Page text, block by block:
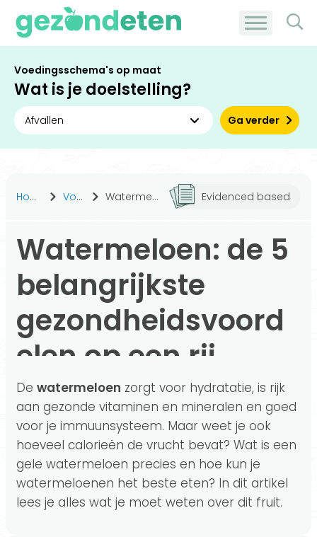
Voedingsschema's op maat
Wat is je doelstelling?
Ga verder
Home Voeding Watermeloen: de 5 belangrijkste gezondheidsvoordelen op een rij Evidenced based
Watermeloen: de 5
belangrijkste
gezondheidsvoord
elen op een rij
De watermeloen zorgt voor hydratatie, is rijk
aan gezonde vitaminen en mineralen en goed
voor je immuunsysteem. Maar weet je ook
hoeveel calorieën de vrucht bevat? Wat is een
gele watermeloen precies en hoe kun je
watermeloenen het beste eten? In dit artikel
lees je alles wat je moet weten over dit fruit.